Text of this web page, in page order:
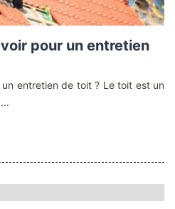
pour un entretien
entretien de toit ? Le toit est un